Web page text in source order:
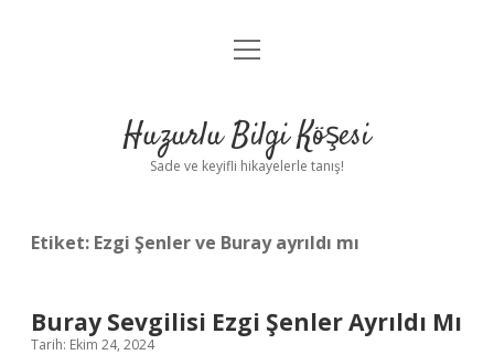
Anasayfa
Yasal Uyarı
menüyü
Huzurlu Bilgi Köşesi
Sade ve keyifli hikayelerle tanış!
Etiket: Ezgi Şenler ve Buray ayrıldı mı
Buray Sevgilisi Ezgi Şenler Ayrıldı Mı
Tarih: Ekim 24, 2024